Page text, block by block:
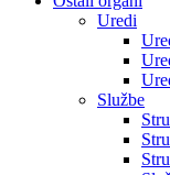
Uredi
Službe